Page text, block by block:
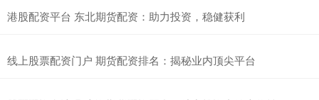
港股配资平台 东北期货配资：助力投资，稳健获利
线上股票配资门户 期货配资排名：揭秘业内顶尖平台